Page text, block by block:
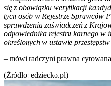
się z obowiązku weryfikacji
tych osób w Rejestrze Sprawców
sprawdzenia zaświadczeń z
odpowiednika rejestru karnego w
określonych w ustawie przestępstw
– mówi radczyni prawna
(Źródło: edziecko.pl)